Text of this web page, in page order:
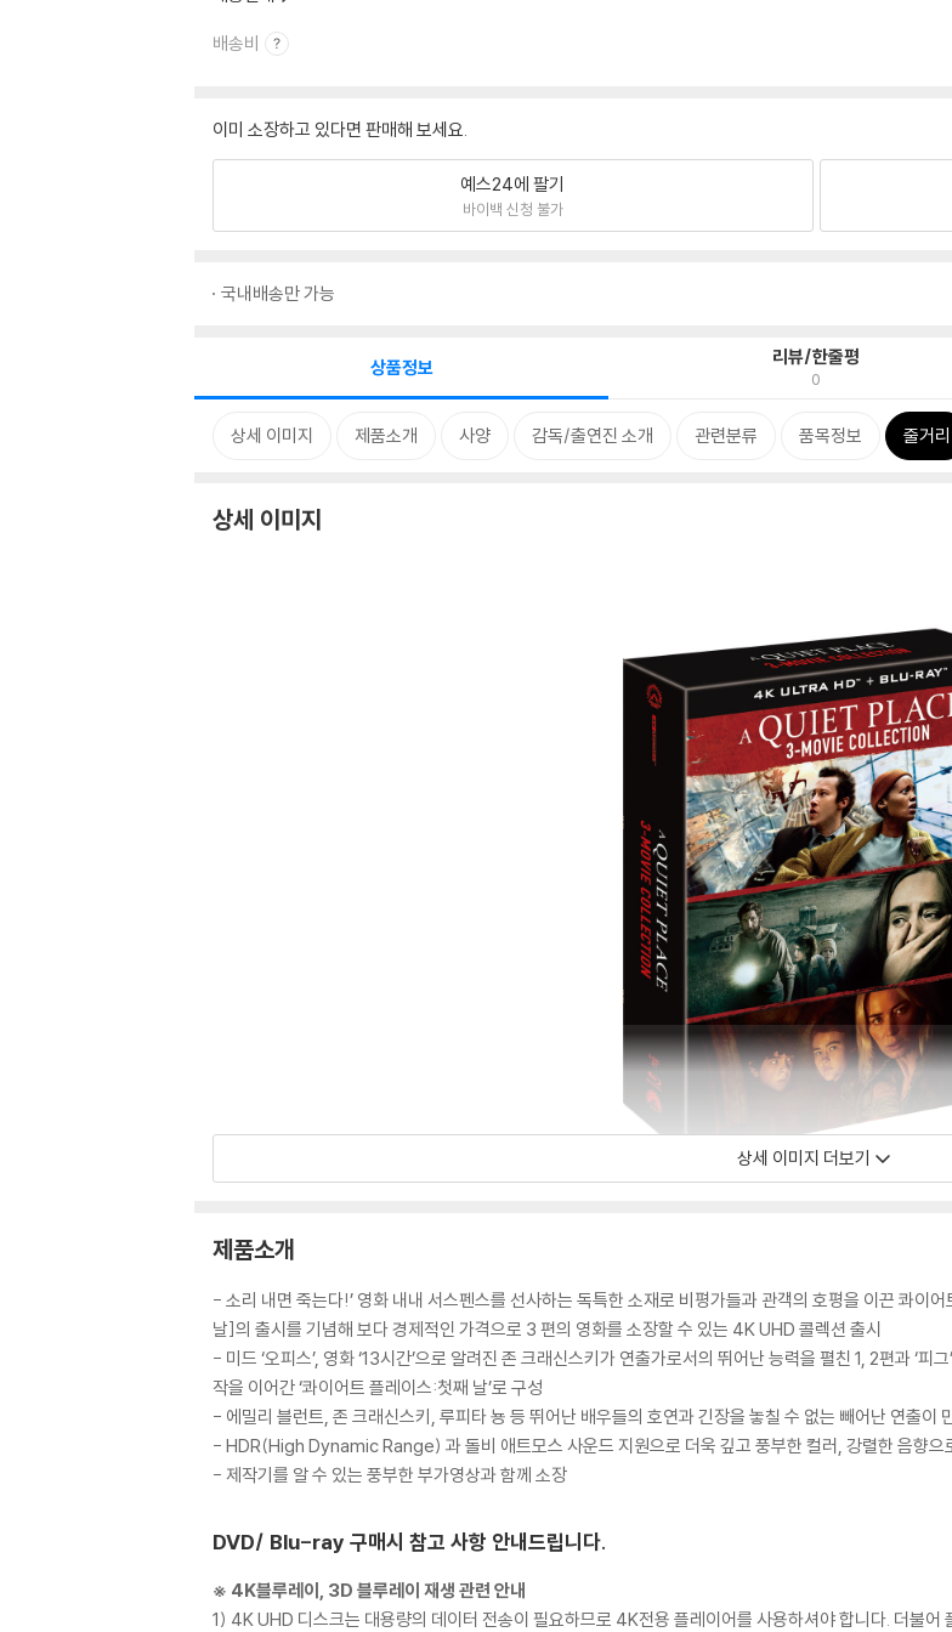
배송비
이미 소장하고 있다면 판매해 보세요.
예스24에 팔기
바이백 신청 불가
국내배송만 가능
상품정보 리뷰/한줄평
0
상세 이미지 제품소개 사양 감독/출연진 소개 관련분류 품목정보 줄거리
상세 이미지
상세 이미지 더보기
제품소개
- 소리 내면 죽는다!’ 영화 내내 서스펜스를 선사하는 독특한 소재로 비평가들과 관객의 호평을 이끈 콰이
날]의 출시를 기념해 보다 경제적인 가격으로 3 편의 영화를 소장할 수 있는 4K UHD 콜렉션 출시
- 미드 ‘오피스’, 영화 ‘13시간’으로 알려진 존 크래신스키가 연출가로서의 뛰어난 능력을 펼친 1, 2편과 ‘
작을 이어간 ‘콰이어트 플레이스:첫째 날’로 구성
- 에밀리 블런트, 존 크래신스키, 루피타 뇽 등 뛰어난 배우들의 호연과 긴장을 놓칠 수 없는 빼어난 연출이
- HDR(High Dynamic Range) 과 돌비 애트모스 사운드 지원으로 더욱 깊고 풍부한 컬러, 강렬한 음향으
- 제작기를 알 수 있는 풍부한 부가영상과 함께 소장
DVD/ Blu-ray 구매시 참고 사항 안내드립니다.
※ 4K블루레이, 3D 블루레이 재생 관련 안내
1) 4K UHD 디스크는 대용량의 데이터 전송이 필요하므로 4K전용 플레이어를 사용하셔야 합니다. 더불어